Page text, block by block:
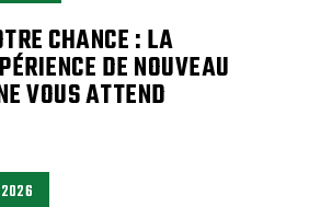
CHANCE : LA
DE NOUVEAU
VOUS ATTEND